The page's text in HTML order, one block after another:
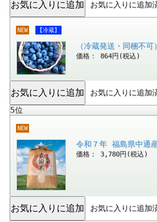
お気に入りに追加
NEW 【冷蔵】
（冷蔵発送・同梱不
価格： 864円(税込)
お気に入りに追加
5位
NEW
令和７年 福島県中通
価格： 3,780円(税込)
お気に入りに追加